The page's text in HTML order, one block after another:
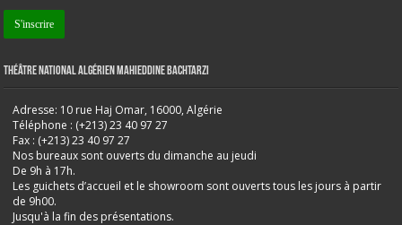
Théâtre National Algérien Mahieddine Bachtarzi
Adresse: 10 rue Haj Omar, 16000, Algérie
Téléphone : (+213) 23 40 97 27
Fax : (+213) 23 40 97 27
Nos bureaux sont ouverts du dimanche au jeudi
De 9h à 17h.
Les guichets d’accueil et le showroom sont ouverts tous les jours à partir
de 9h00.
Jusqu'à la fin des présentations.